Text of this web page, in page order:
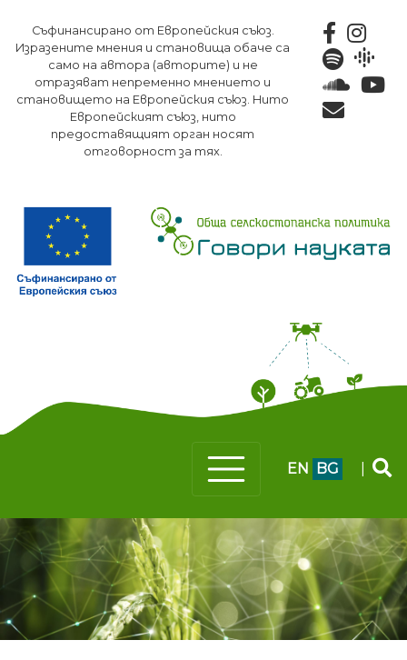
към
основното
съдържание
Съфинансирано от Европейския съюз.
Изразените мнения и становища обаче са
само на автора (авторите) и не
отразяват непременно мнението и
становището на Европейския съюз. Нито
Европейският съюз, нито
предоставящият орган носят
отговорност за тях.
EN BG